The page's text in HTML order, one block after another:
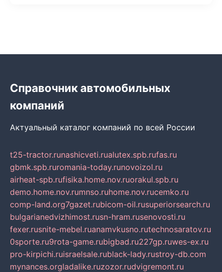
Справочник автомобильных
компаний
Актуальный каталог компаний по всей России
t25-tractor.runashicveti.rualutex.spb.rufas.ru
gbmk.spb.ruromania-today.runovoizol.ru
airheat-spb.rufisika.home.nov.ruorakul.spb.ru
demo.home.nov.rumnso.ruhome.nov.rucemko.ru
comp-land.org7gazet.rubicom-oil.rusuperiorsearch.ru
bulgarianedvizhimost.rusn-hram.rusenovosti.ru
fexer.rusnite-mebel.ruanamvkusno.rutechnosaratov.ru
0sporte.ru9rota-game.rubigbad.ru227gp.ruwes-ex.ru
pro-kirpichi.ruisraelsale.rublack-lady.rustroy-db.com
mynances.orgladalike.ruzozor.rudvigremont.ru